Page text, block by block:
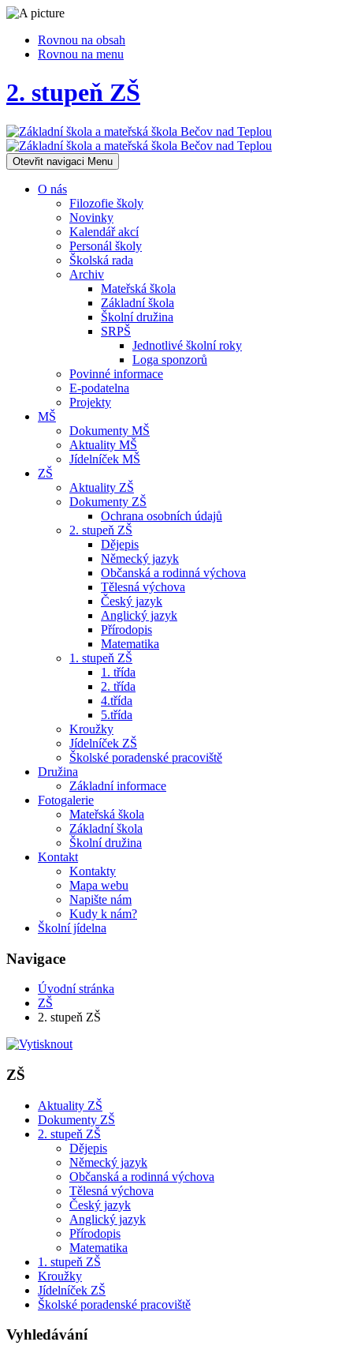
Rovnou na obsah
Rovnou na menu
2. stupeň ZŠ
Otevřit navigaci Menu
O nás
Filozofie školy
Novinky
Kalendář akcí
Personál školy
Školská rada
Archiv
Mateřská škola
Základní škola
Školní družina
SRPŠ
Jednotlivé školní roky
Loga sponzorů
Povinné informace
E-podatelna
Projekty
MŠ
Dokumenty MŠ
Aktuality MŠ
Jídelníček MŠ
ZŠ
Aktuality ZŠ
Dokumenty ZŠ
Ochrana osobních údajů
2. stupeň ZŠ
Dějepis
Německý jazyk
Občanská a rodinná výchova
Tělesná výchova
Český jazyk
Anglický jazyk
Přírodopis
Matematika
1. stupeň ZŠ
1. třída
2. třída
4.třída
5.třída
Kroužky
Jídelníček ZŠ
Školské poradenské pracoviště
Družina
Základní informace
Fotogalerie
Mateřská škola
Základní škola
Školní družina
Kontakt
Kontakty
Mapa webu
Napište nám
Kudy k nám?
Školní jídelna
Navigace
Úvodní stránka
ZŠ
2. stupeň ZŠ
ZŠ
Aktuality ZŠ
Dokumenty ZŠ
2. stupeň ZŠ
Dějepis
Německý jazyk
Občanská a rodinná výchova
Tělesná výchova
Český jazyk
Anglický jazyk
Přírodopis
Matematika
1. stupeň ZŠ
Kroužky
Jídelníček ZŠ
Školské poradenské pracoviště
Vyhledávání